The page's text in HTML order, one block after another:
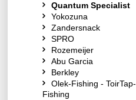
Quantum Specialist
Yokozuna
Zandersnack
SPRO
Rozemeijer
Abu Garcia
Berkley
Olek-Fishing - ToirTap-
Fishing